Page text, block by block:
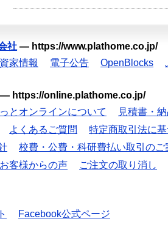
社 — https://www.plathome.co.jp/
家情報 電子公告 OpenBlocks
— https://online.plathome.co.jp/
とオンラインについて
見積書・
よくあるご質問
特定商取引法に
校費・公費・科研費払い取引のご
お客様からの声 ご注文の取り消し
Facebook公式ページ